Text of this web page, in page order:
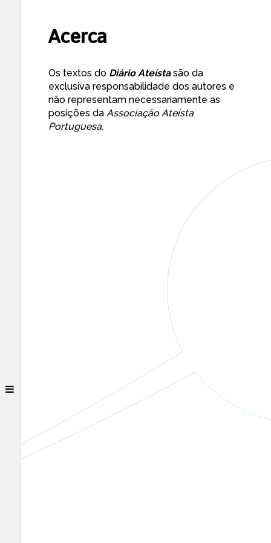
Acerca
Os textos do Diário Ateístasão da
exclusiva responsabilidade dos autores e
não representam necessariamente as
posições da Associação Ateísta
Portuguesa.